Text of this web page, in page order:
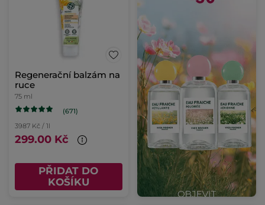
Regenerační balzám na
ruce
75 ml
(671)
3987 Kč / 1l
299.00 Kč
PŘIDAT DO
KOŠÍKU